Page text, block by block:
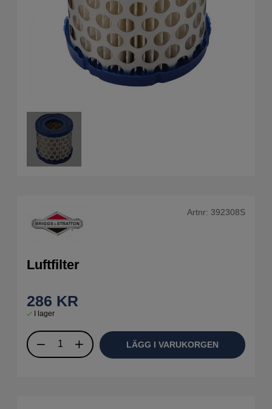
Artnr: 392308S
Luftfilter
286 KR
I lager
LÄGG I VARUKORGEN